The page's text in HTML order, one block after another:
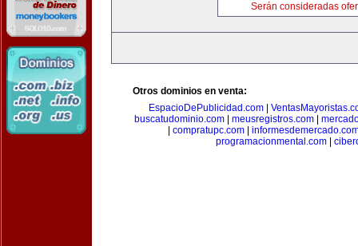
Serán consideradas
Otros dominios en venta:
EspacioDePublicidad.com
buscatudominio.com
meusregistros.com
compratupc.com
programacionmental.com